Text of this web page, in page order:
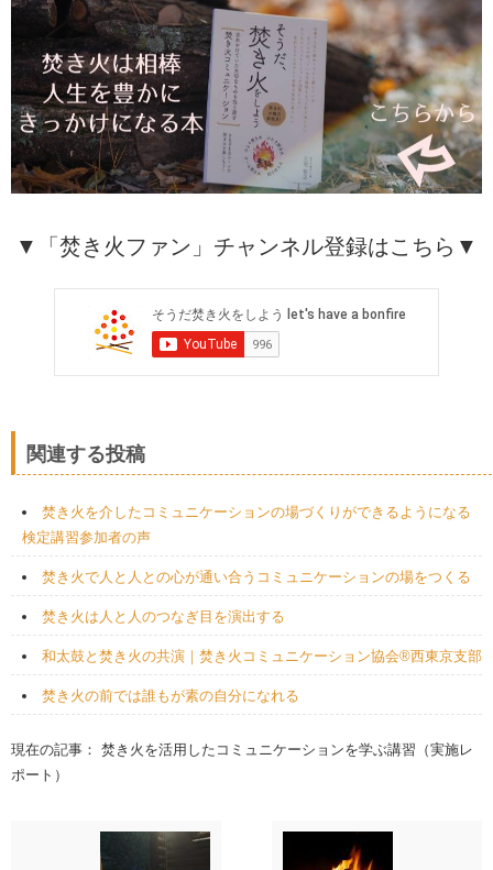
▼「焚き火ファン」チャンネル登録はこちら▼
関連する投稿
焚き火を介したコミュニケーションの場づくりができるようになる
検定講習参加者の声
焚き火で人と人との心が通い合うコミュニケーションの場をつくる
焚き火は人と人のつなぎ目を演出する
和太鼓と焚き火の共演｜焚き火コミュニケーション協会®西東京支部
焚き火の前では誰もが素の自分になれる
現在の記事： 焚き火を活用したコミュニケーションを学ぶ講習（実施レ
ポート）